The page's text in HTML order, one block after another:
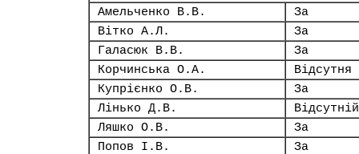
Амельченко В.В.
За
Вітко А.Л.
За
Галасюк В.В.
За
Корчинська О.А.
Відсутня
Купрієнко О.В.
За
Лінько Д.В.
Відсутній
Ляшко О.В.
За
Попов І.В.
За